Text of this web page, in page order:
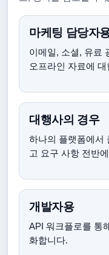
마케팅 담당자
이메일, 소셜, 유료
오프라인 자료에
대행사의 경우
하나의 플랫폼에서
고 요구 사항 전반
개발자용
API 워크플로를 통
화합니다.